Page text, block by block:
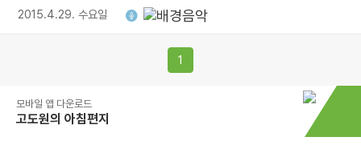
2015.4.29. 수요일
1
모바일 앱 다운로드
고도원의 아침편지